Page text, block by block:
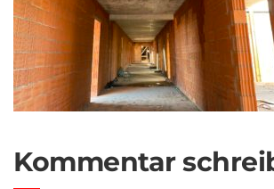
Kommentar